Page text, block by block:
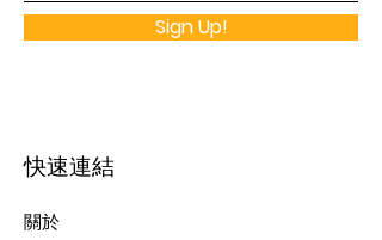
Sign Up!
快速連結
關於